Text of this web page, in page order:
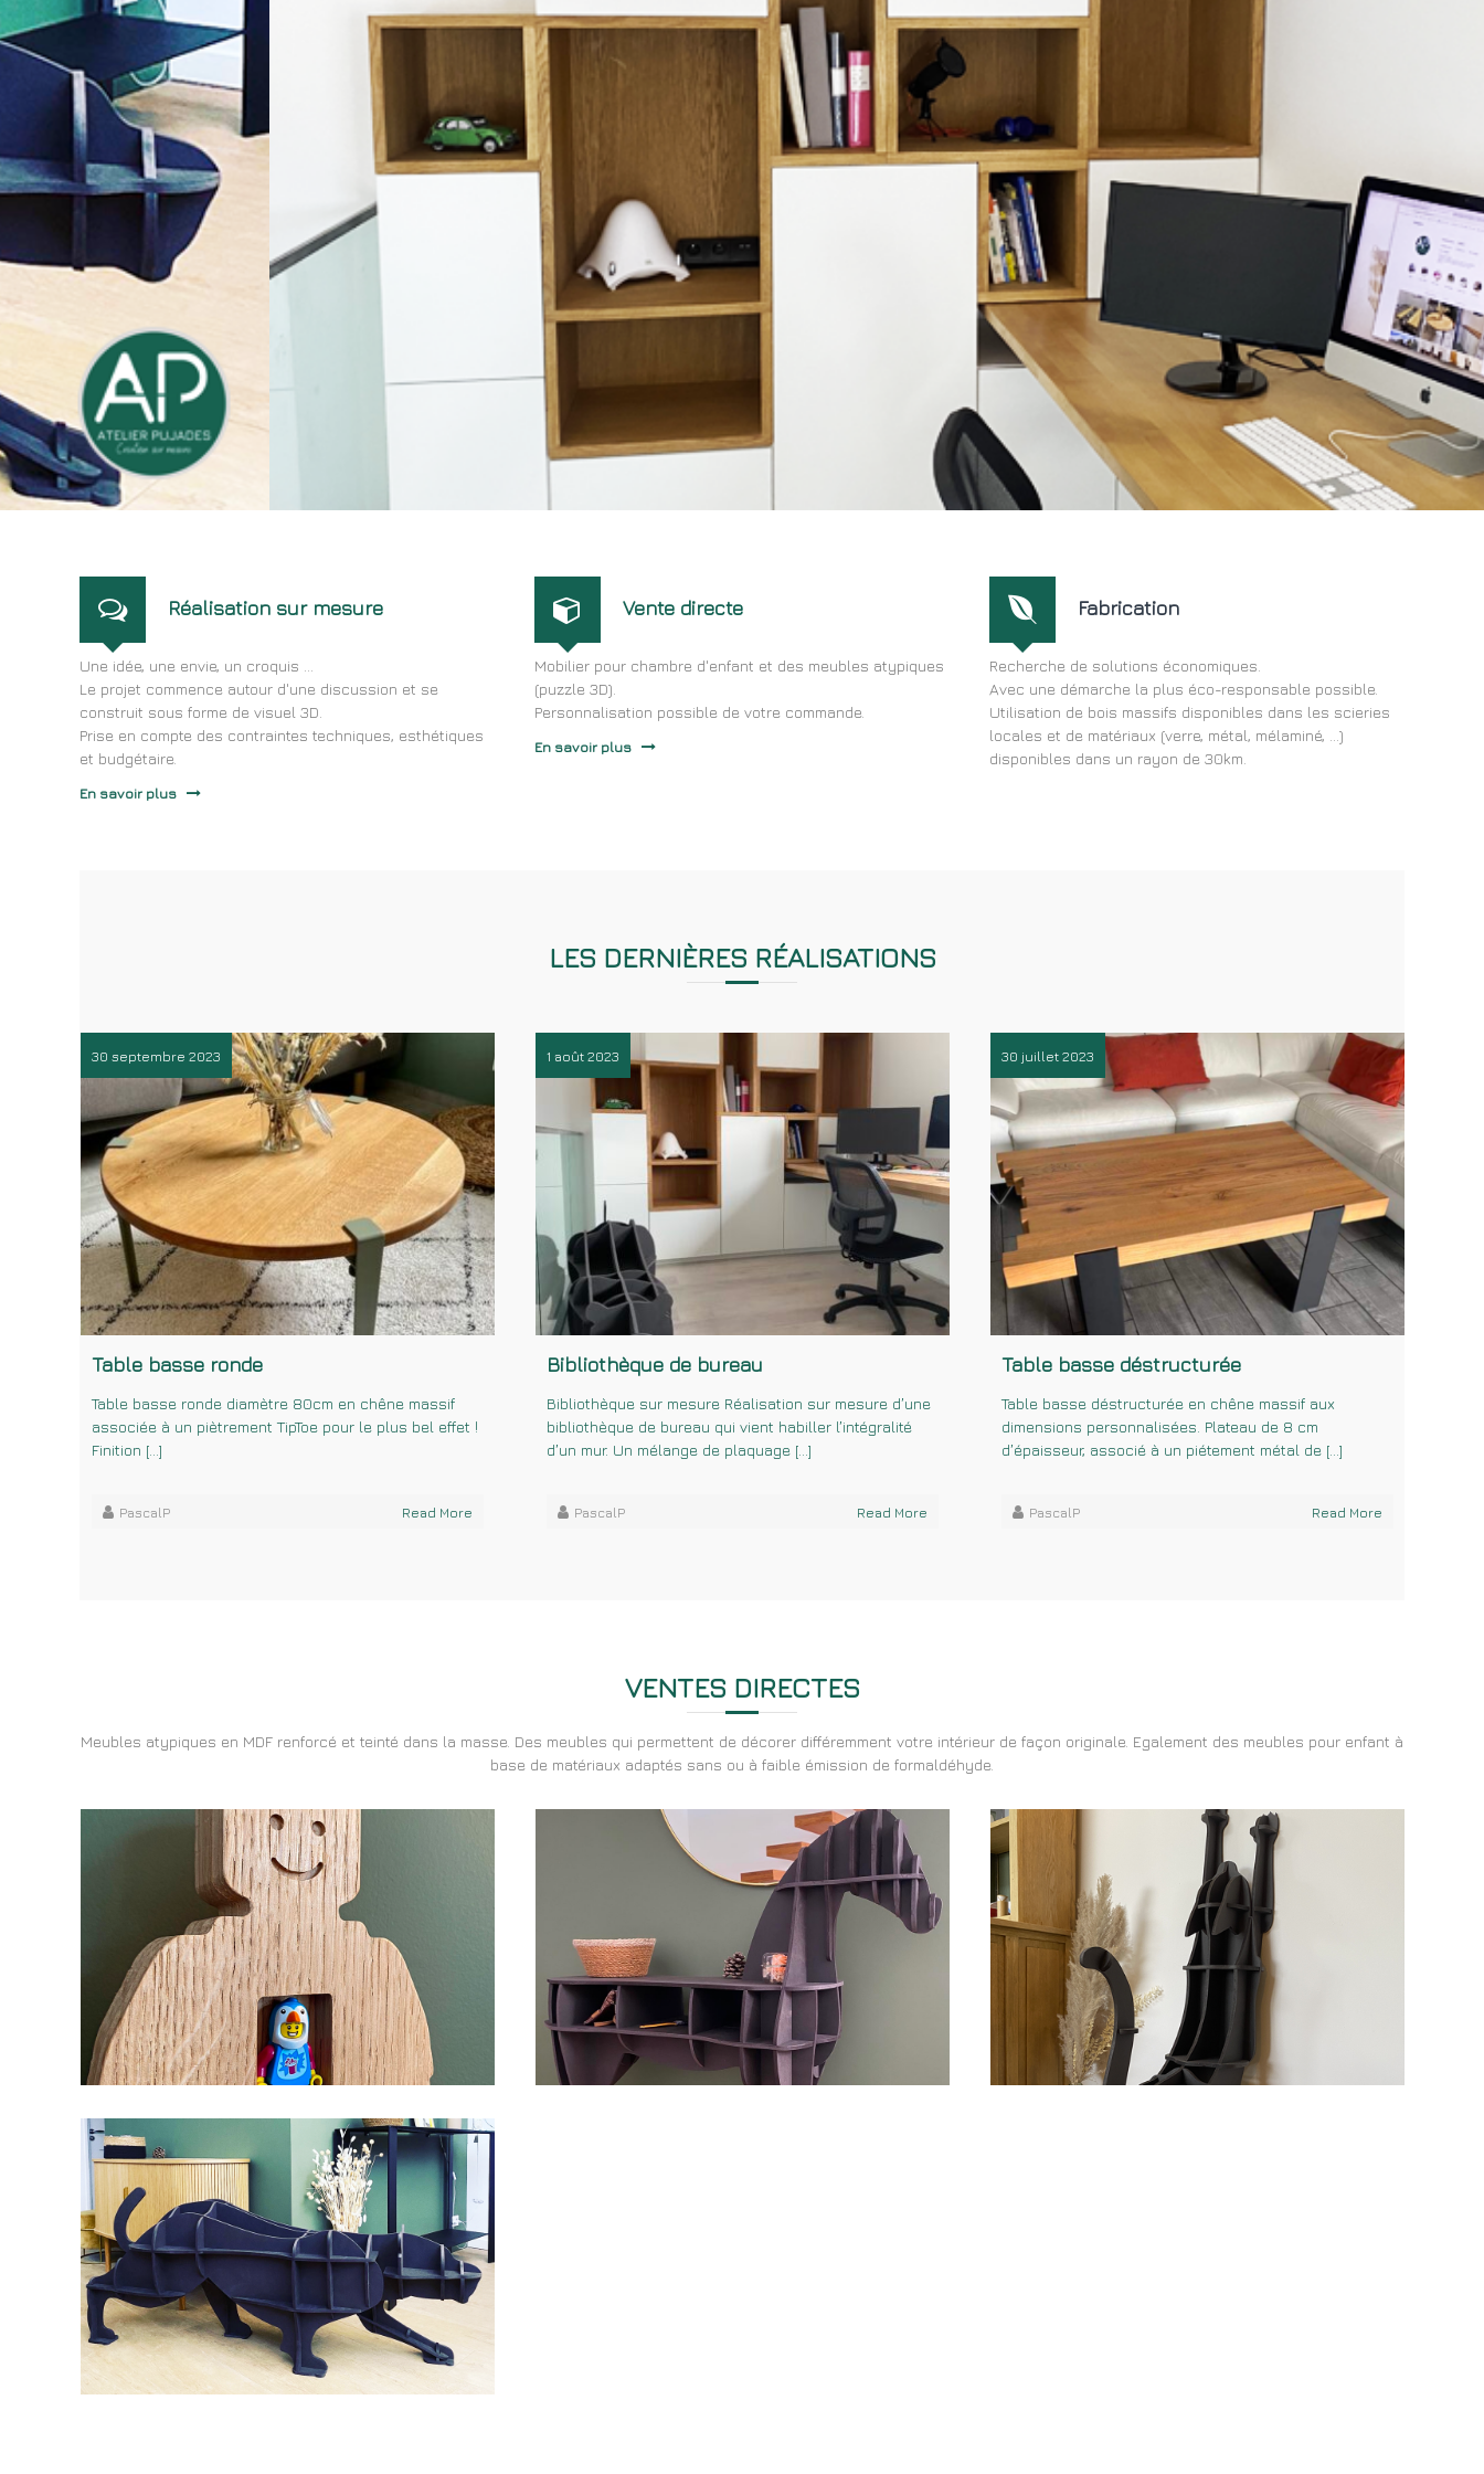
Réalisation sur mesure
Une idée, une envie, un croquis ...
Le projet commence autour d'une discussion et se
construit sous forme de visuel 3D.
Prise en compte des contraintes techniques, esthétiques
et budgétaire.
En savoir plus
Vente directe
Mobilier pour chambre d'enfant et des meubles atypiques
(puzzle 3D).
Personnalisation possible de votre commande.
En savoir plus
Fabrication
Recherche de solutions économiques.
Avec une démarche la plus éco-responsable possible.
Utilisation de bois massifs disponibles dans les scieries
locales et de matériaux (verre, métal, mélaminé, ...)
disponibles dans un rayon de 30km.
LES DERNIÈRES RÉALISATIONS
30 septembre 2023
Table basse ronde
Table basse ronde diamètre 80cm en chêne massif
associée à un piètrement TipToe pour le plus bel effet !
Finition […]
PascalP Read More
1 août 2023
Bibliothèque de bureau
Bibliothèque sur mesure Réalisation sur mesure d’une
bibliothèque de bureau qui vient habiller l’intégralité
d’un mur. Un mélange de plaquage […]
PascalP Read More
30 juillet 2023
Table basse déstructurée
Table basse déstructurée en chêne massif aux
dimensions personnalisées. Plateau de 8 cm
d’épaisseur, associé à un piétement métal de […]
PascalP Read More
VENTES DIRECTES
Meubles atypiques en MDF renforcé et teinté dans la masse. Des meubles qui permettent de décorer différemment votre intérieur de façon originale. Egalement des meubles pour enfant à
base de matériaux adaptés sans ou à faible émission de formaldéhyde.